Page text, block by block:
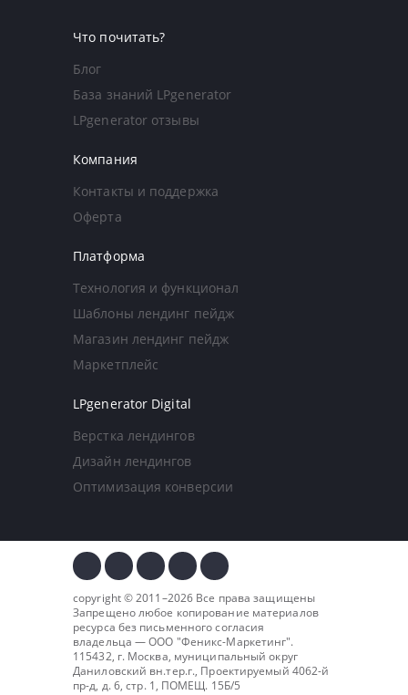
Что почитать?
Блог
База знаний LPgenerator
LPgenerator отзывы
Компания
Контакты и поддержка
Оферта
Платформа
Технология и функционал
Шаблоны лендинг пейдж
Магазин лендинг пейдж
Маркетплейс
LPgenerator Digital
Верстка лендингов
Дизайн лендингов
Оптимизация конверсии
copyright © 2011–2026 Все права защищены
Запрещено любое копирование материалов
ресурса без письменного согласия
владельца — ООО "Феникс-Маркетинг".
115432, г. Москва, муниципальный округ
Даниловский вн.тер.г., Проектируемый 4062-й
пр-д, д. 6, стр. 1, ПОМЕЩ. 15Б/5